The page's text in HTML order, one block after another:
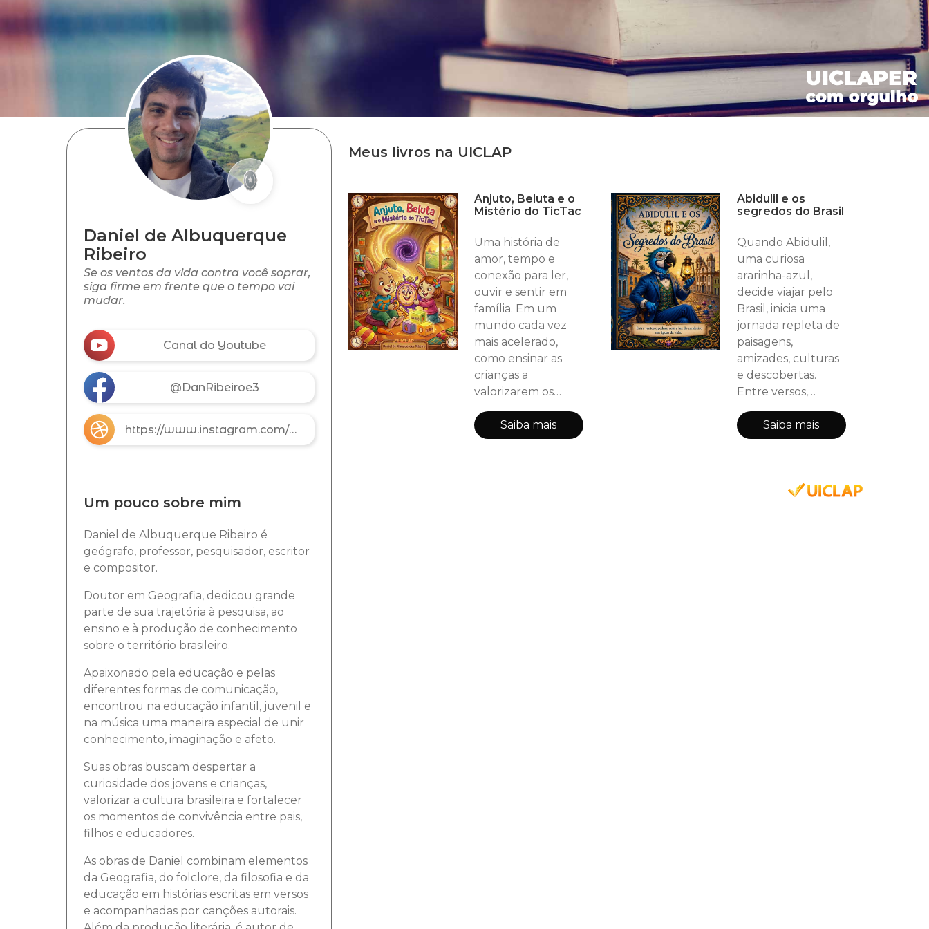
Daniel de Albuquerque
Ribeiro
Se os ventos da vida contra você soprar,
siga firme em frente que o tempo vai
mudar.
Canal do Youtube
@DanRibeiroe3
https://www.instagram.com/danalbrib/
Um pouco sobre mim
Daniel de Albuquerque Ribeiro é
geógrafo, professor, pesquisador, escritor
e compositor.
Doutor em Geografia, dedicou grande
parte de sua trajetória à pesquisa, ao
ensino e à produção de conhecimento
sobre o território brasileiro.
Apaixonado pela educação e pelas
diferentes formas de comunicação,
encontrou na educação infantil, juvenil e
na música uma maneira especial de unir
conhecimento, imaginação e afeto.
Suas obras buscam despertar a
curiosidade dos jovens e crianças,
valorizar a cultura brasileira e fortalecer
os momentos de convivência entre pais,
filhos e educadores.
As obras de Daniel combinam elementos
da Geografia, do folclore, da filosofia e da
educação em histórias escritas em versos
e acompanhadas por canções autorais.
Meus livros na UICLAP
Anjuto, Beluta e o
Mistério do TicTac
Uma história de
amor, tempo e
conexão para ler,
ouvir e sentir em
família. Em um
mundo cada vez
mais acelerado,
como ensinar as
crianças a
valorizarem os
pequenos
momentos? Escrito
e composto com
Saiba mais
Abidulil e os
segredos do Brasil
Quando Abidulil,
uma curiosa
ararinha-azul,
decide viajar pelo
Brasil, inicia uma
jornada repleta de
paisagens,
amizades, culturas
e descobertas.
Entre versos,
ilustrações e
encontros com
aves de diferentes
explorar os
Saiba mais